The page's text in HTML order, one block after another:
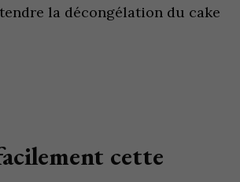
la décongélation du cake
cette